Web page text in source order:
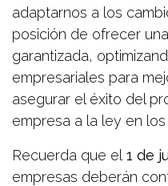
adaptarnos a los
posición de ofrecer
garantizada,
empresariales para
asegurar el éxito del
empresa a la ley en
Recuerda que el 1 de
empresas deberán